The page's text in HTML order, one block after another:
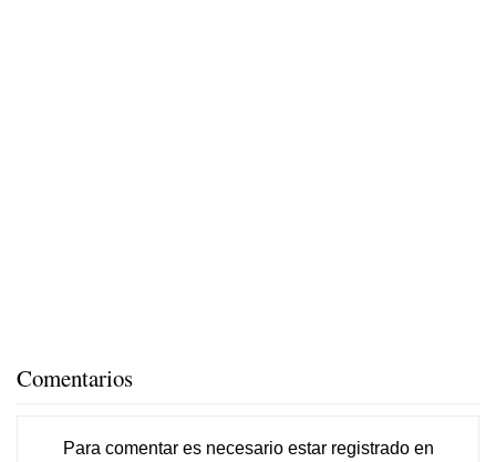
Comentarios
Para comentar es necesario estar registradoen